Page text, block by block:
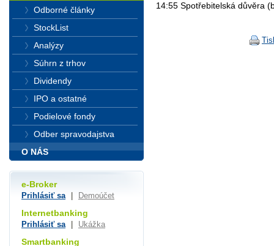
14:55 Spotřebitelská důvěra
Odborné články
StockList
Analýzy
Súhrn z trhov
Dividendy
IPO a ostatné
Podielové fondy
Odber spravodajstva
O NÁS
e-Broker
Prihlásiť sa Demoúčet
Internetbanking
Prihlásiť sa Ukážka
Smartbanking